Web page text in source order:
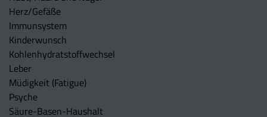
Herz/Gefäße
Immunsystem
Kinderwunsch
Kohlenhydratstoffwechsel
Leber
Müdigkeit (Fatigue)
Psyche
Säure-Basen-Haushalt